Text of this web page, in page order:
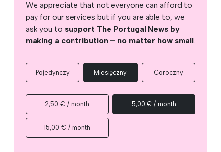
We appreciate that not everyone can afford to
pay for our services but if you are able to, we
ask you to support The Portugal News by
making a contribution – no matter how small.
Pojedynczy Miesięczny Coroczny
2,50 € / month 5,00 € / month
15,00 € / month